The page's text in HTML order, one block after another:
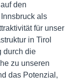
den
als
für unser
in Tirol
durch die
zu unseren
das Potenzial,